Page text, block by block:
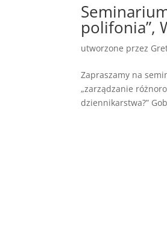
polifonia”,
utworzone przez
Zapraszamy na
„zarządzanie
dziennikarstwa?”